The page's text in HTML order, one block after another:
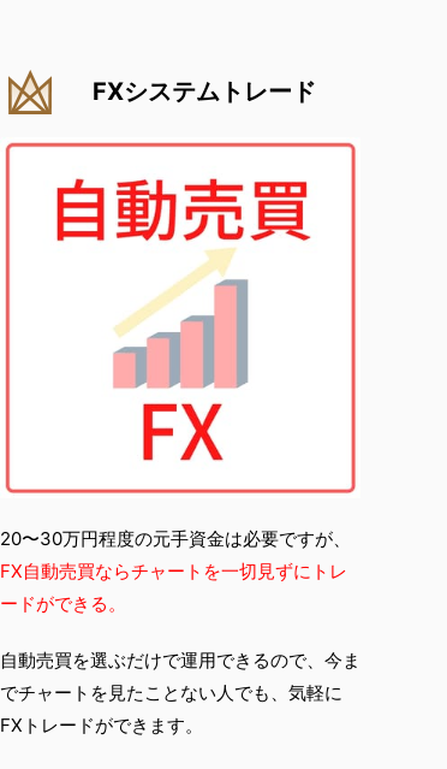
FXシステムトレード
20〜30万円程度の元手資金は必要ですが、
FX自動売買ならチャートを一切見ずにトレ
ードができる。
自動売買を選ぶだけで運用できるので、今ま
でチャートを見たことない人でも、気軽に
FXトレードができます。